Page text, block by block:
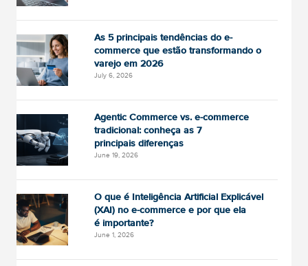
As 5 principais tendências do e-
commerce que estão transformando o
varejo em 2026
July 6, 2026
Agentic Commerce vs. e-commerce
tradicional: conheça as 7
principais diferenças
June 19, 2026
O que é Inteligência Artificial Explicável
(XAI) no e-commerce e por que ela
é importante?
June 1, 2026